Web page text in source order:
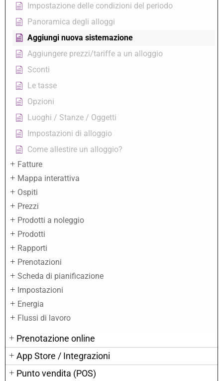
Impostazione delle condizioni del periodo
Panoramica degli alloggi
Aggiungi nuova sistemazione
Aggiungere prezzi/tariffe a un alloggio
Sconti
Le tasse
Opzioni
Luoghi / Stanze / Oggetti
Impostazioni di alloggio
Come allestire un alloggio?
Fatture
Mappa interattiva
Ospiti
Prezzi
Prodotti a noleggio
Prodotti
Rapporti
Prenotazioni
Scheda di pianificazione
Impostazioni
Energia
Flussi di lavoro
Prenotazione online
App Store / Integrazioni
Punto vendita (POS)